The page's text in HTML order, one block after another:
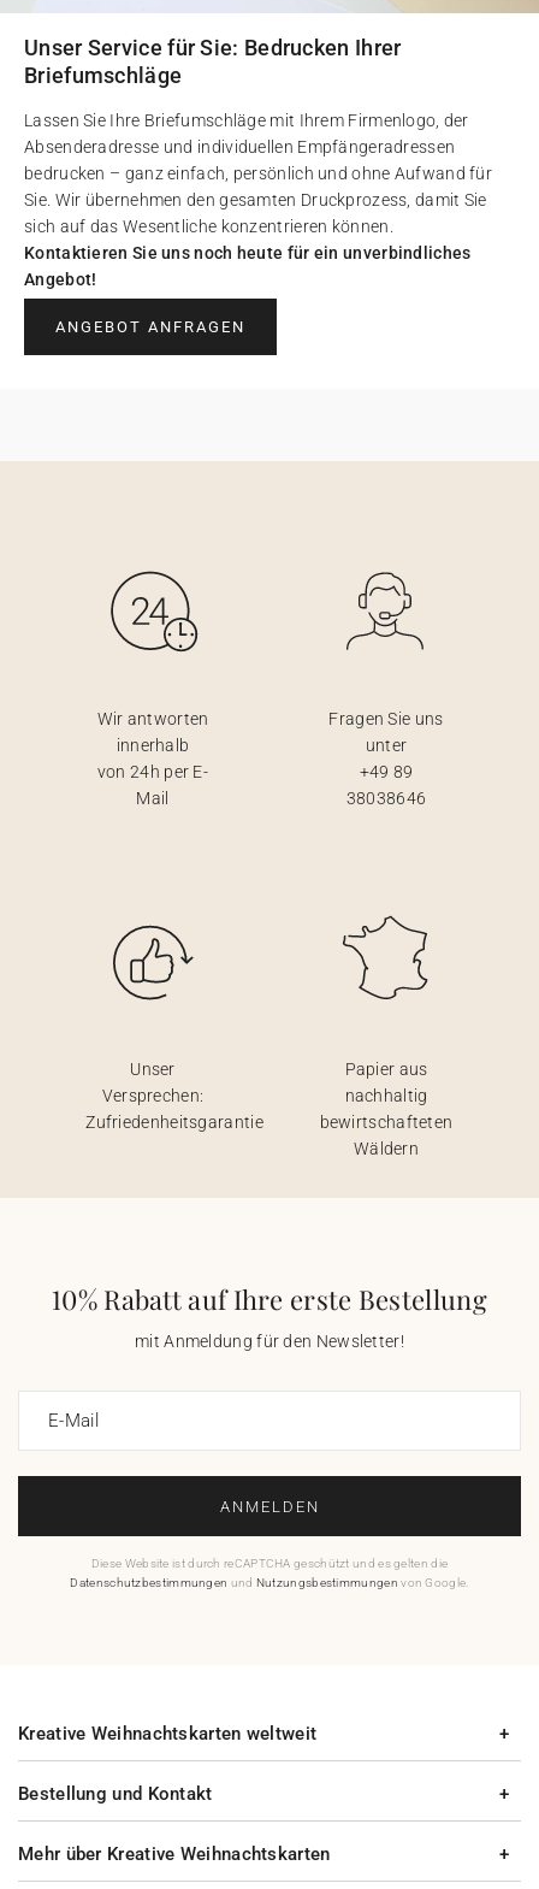
Unser Service für Sie: Bedrucken Ihrer
Briefumschläge
Lassen Sie Ihre Briefumschläge mit Ihrem Firmenlogo, der
Absenderadresse und individuellen Empfängeradressen
bedrucken – ganz einfach, persönlich und ohne Aufwand für
Sie. Wir übernehmen den gesamten Druckprozess, damit Sie
sich auf das Wesentliche konzentrieren können.
Kontaktieren Sie uns noch heute für ein unverbindliches
Angebot!
ANGEBOT ANFRAGEN
Wir antworten
innerhalb
von 24h per E-
Mail
Fragen Sie uns
unter
+49 89
38038646
Unser
Versprechen:
Zufriedenheitsgarantie
Papier aus
nachhaltig
bewirtschafteten
Wäldern
10% Rabatt auf Ihre erste Bestellung
mit Anmeldung für den Newsletter!
E-Mail
ANMELDEN
Diese Website ist durch reCAPTCHA geschützt und es gelten die
Datenschutzbestimmungen und Nutzungsbestimmungen von Google.
Bestellung und Kontakt
Mehr über Kreative Weihnachtskarten
Kreative Weihnachtskarten weltweit